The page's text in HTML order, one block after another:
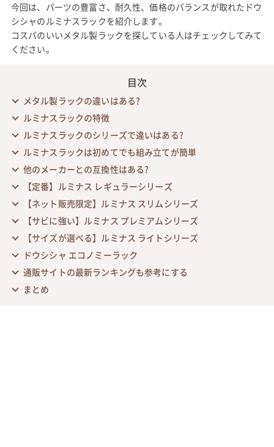
今回は、パーツの豊富さ、耐久性、価格のバランスが取れたドウ
シシャのルミナスラックを紹介します。
コスパのいいメタル製ラックを探している人はチェックしてみて
ください。
目次
メタル製ラックの違いはある?
ルミナスラックの特徴
ルミナスラックのシリーズで違いはある?
ルミナスラックは初めてでも組み立てが簡単
他のメーカーとの互換性はある?
【定番】ルミナス レギュラーシリーズ
【ネット販売限定】ルミナス スリムシリーズ
【サビに強い】ルミナス プレミアムシリーズ
【サイズが選べる】ルミナス ライトシリーズ
ドウシシャ エコノミーラック
通販サイトの最新ランキングも参考にする
まとめ